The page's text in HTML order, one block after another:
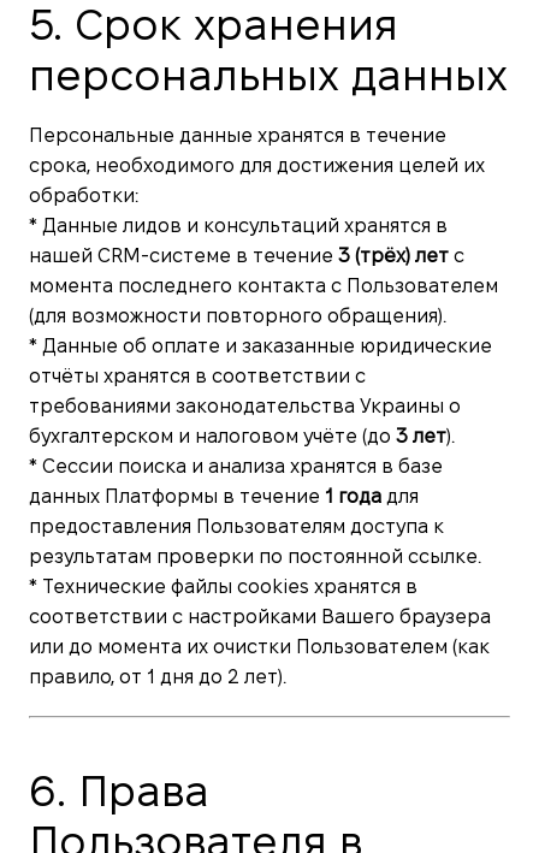
5. Срок хранения
персональных данных
Персональные данные хранятся в течение
срока, необходимого для достижения целей их
обработки:
* Данные лидов и консультаций хранятся в
нашей CRM-системе в течение 3 (трёх) лет с
момента последнего контакта с Пользователем
(для возможности повторного обращения).
* Данные об оплате и заказанные юридические
отчёты хранятся в соответствии с
требованиями законодательства Украины о
бухгалтерском и налоговом учёте (до 3 лет).
* Сессии поиска и анализа хранятся в базе
данных Платформы в течение 1 года для
предоставления Пользователям доступа к
результатам проверки по постоянной ссылке.
* Технические файлы cookies хранятся в
соответствии с настройками Вашего браузера
или до момента их очистки Пользователем (как
правило, от 1 дня до 2 лет).
6. Права
Пользователя в